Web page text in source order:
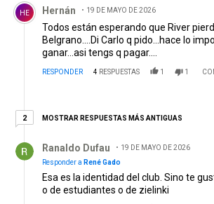
HE Hernán 19 DE MAYO DE 2026
Todos están esperando que River
Belgrano....Di Carlo q pido...hace lo
ganar...asi tengs q pagar....
RESPONDER 4 RESPUESTAS 1 1
22 respuestas más antiguas
MOSTRAR RESPUESTAS MÁS ANTIGUAS
Ranaldo Dufau
19 DE MAYO DE 2026
Responder a René Gado
Esa es la identidad del club. Sino te
o de estudiantes o de zielinki